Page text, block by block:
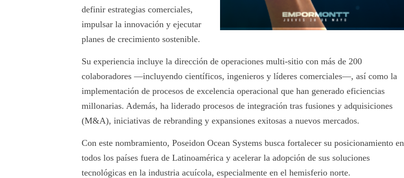
definir estrategias comerciales,
impulsar la innovación y ejecutar
planes de crecimiento sostenible.
Su experiencia incluye la dirección de operaciones multi-sitio con más de 200
colaboradores —incluyendo científicos, ingenieros y líderes comerciales—, así como la
implementación de procesos de excelencia operacional que han generado eficiencias
millonarias. Además, ha liderado procesos de integración tras fusiones y adquisiciones
(M&A), iniciativas de rebranding y expansiones exitosas a nuevos mercados.
Con este nombramiento, Poseidon Ocean Systems busca fortalecer su posicionamiento en
todos los países fuera de Latinoamérica y acelerar la adopción de sus soluciones
tecnológicas en la industria acuícola, especialmente en el hemisferio norte.